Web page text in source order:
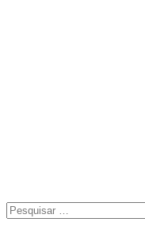
Pesquisar
por: